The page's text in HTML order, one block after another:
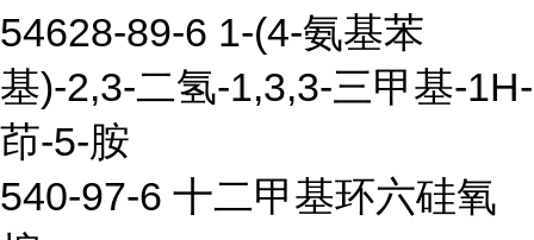
54628-89-6 1-(4-氨基苯
基)-2,3-二氢-1,3,3-三甲基-1H-
茚-5-胺
540-97-6 十二甲基环六硅氧